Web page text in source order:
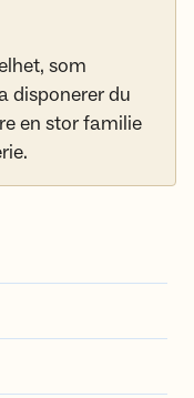
som
disponerer du
en stor familie